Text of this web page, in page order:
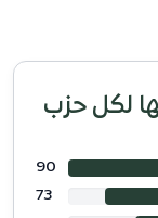
لكل حزب
90
73